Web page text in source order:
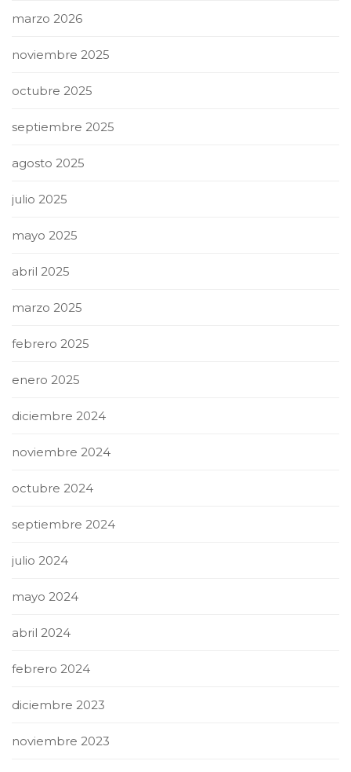
marzo 2026
noviembre 2025
octubre 2025
septiembre 2025
agosto 2025
julio 2025
mayo 2025
abril 2025
marzo 2025
febrero 2025
enero 2025
diciembre 2024
noviembre 2024
octubre 2024
septiembre 2024
julio 2024
mayo 2024
abril 2024
febrero 2024
diciembre 2023
noviembre 2023